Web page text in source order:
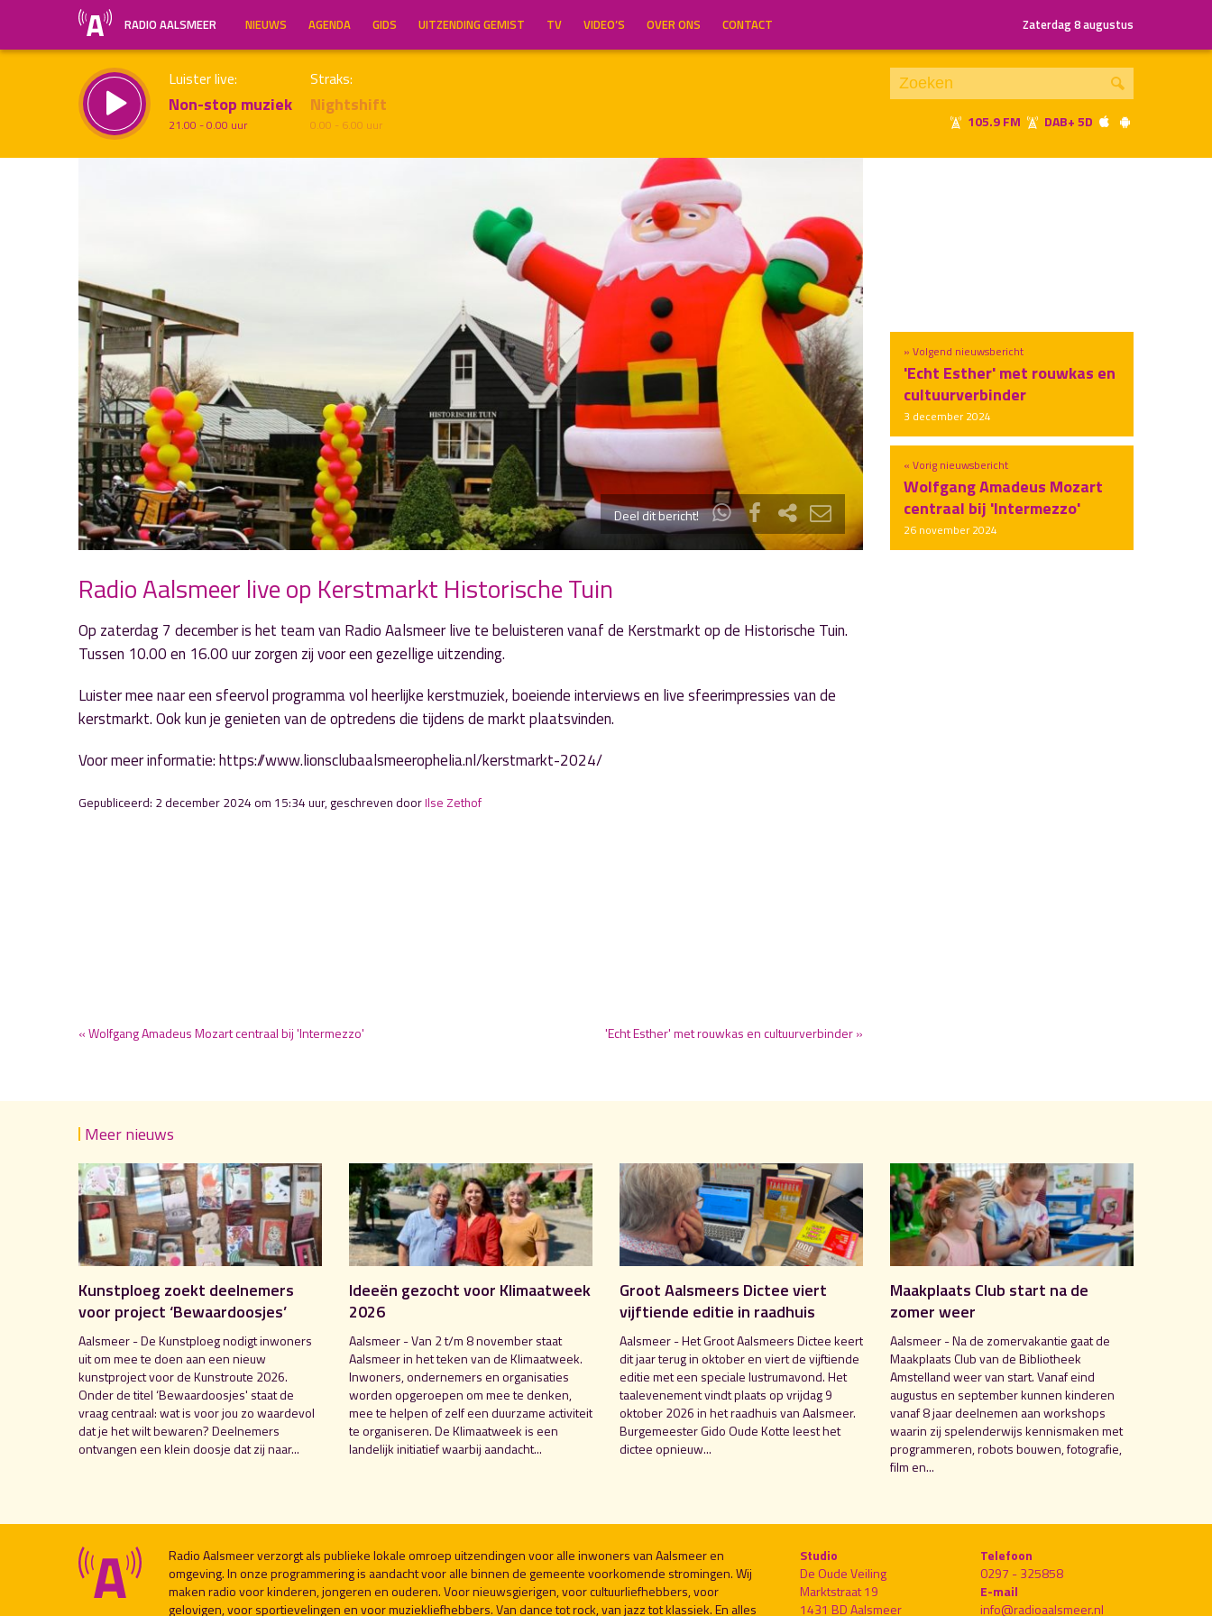
RADIO AALSMEER NIEUWS AGENDA GIDS UITZENDING GEMIST TV VIDEO’S OVER ONS CONTACT Zaterdag 8 augustus
Luister live:
Non-stop muziek
21.00 - 0.00 uur
Straks:
Nightshift
0.00 - 6.00 uur 105.9 FM DAB+ 5D
Deel dit bericht!
« Vorig nieuwsbericht
Wolfgang Amadeus Mozart
centraal bij 'Intermezzo'
26 november 2024
» Volgend nieuwsbericht
'Echt Esther' met rouwkas en
cultuurverbinder
3 december 2024
Radio Aalsmeer live op Kerstmarkt Historische Tuin
Op zaterdag 7 december is het team van Radio Aalsmeer live te beluisteren vanaf de Kerstmarkt op de Historische Tuin.
Tussen 10.00 en 16.00 uur zorgen zij voor een gezellige uitzending.
Luister mee naar een sfeervol programma vol heerlijke kerstmuziek, boeiende interviews en live sfeerimpressies van de
kerstmarkt. Ook kun je genieten van de optredens die tijdens de markt plaatsvinden.
Voor meer informatie: https://www.lionsclubaalsmeerophelia.nl/kerstmarkt-2024/
Gepubliceerd: 2 december 2024 om 15:34 uur, geschreven doorIlse Zethof
« Wolfgang Amadeus Mozart centraal bij 'Intermezzo' 'Echt Esther' met rouwkas en cultuurverbinder »
Meer nieuws
Kunstploeg zoekt deelnemers
voor project ‘Bewaardoosjes’
Aalsmeer - De Kunstploeg nodigt inwoners
uit om mee te doen aan een nieuw
kunstproject voor de Kunstroute 2026.
Onder de titel ‘Bewaardoosjes' staat de
vraag centraal: wat is voor jou zo waardevol
dat je het wilt bewaren? Deelnemers
ontvangen een klein doosje dat zij naar...
Ideeën gezocht voor Klimaatweek
2026
Aalsmeer - Van 2 t/m 8 november staat
Aalsmeer in het teken van de Klimaatweek.
Inwoners, ondernemers en organisaties
worden opgeroepen om mee te denken,
mee te helpen of zelf een duurzame activiteit
te organiseren. De Klimaatweek is een
landelijk initiatief waarbij aandacht...
Groot Aalsmeers Dictee viert
vijftiende editie in raadhuis
Aalsmeer - Het Groot Aalsmeers Dictee keert
dit jaar terug in oktober en viert de vijftiende
editie met een speciale lustrumavond. Het
taalevenement vindt plaats op vrijdag 9
oktober 2026 in het raadhuis van Aalsmeer.
Burgemeester Gido Oude Kotte leest het
dictee opnieuw...
Maakplaats Club start na de
zomer weer
Aalsmeer - Na de zomervakantie gaat de
Maakplaats Club van de Bibliotheek
Amstelland weer van start. Vanaf eind
augustus en september kunnen kinderen
vanaf 8 jaar deelnemen aan workshops
waarin zij spelenderwijs kennismaken met
programmeren, robots bouwen, fotografie,
film en...
Radio Aalsmeer verzorgt als publieke lokale omroep uitzendingen voor alle inwoners van Aalsmeer en
omgeving. In onze programmering is aandacht voor alle binnen de gemeente voorkomende stromingen. Wij
maken radio voor kinderen, jongeren en ouderen. Voor nieuwsgierigen, voor cultuurliefhebbers, voor
gelovigen, voor sportievelingen en voor muziekliefhebbers. Van dance tot rock, van jazz tot klassiek. En alles
Studio
De Oude Veiling
Marktstraat 19
1431 BD Aalsmeer
Telefoon
0297 - 325858
E-mail
info@radioaalsmeer.nl